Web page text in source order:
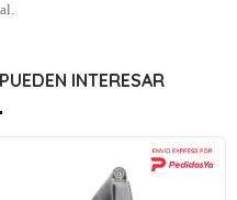
INTERESAR